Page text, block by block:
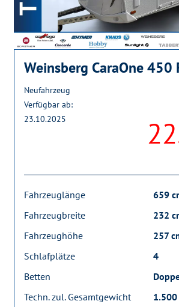
Weinsberg CaraOne 450
Neufahrzeug
Verfügbar ab:
23.10.2025
Fahrzeuglänge
659
Fahrzeugbreite
232
Fahrzeughöhe
257
Schlafplätze
4
Betten
Techn. zul. Gesamtgewicht
1.500